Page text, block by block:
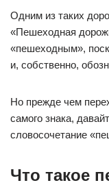
Одним из таких
«Пешеходная
«пешеходным»,
и, собственно,
Но прежде чем
самого знака,
словосочетание
Что такое